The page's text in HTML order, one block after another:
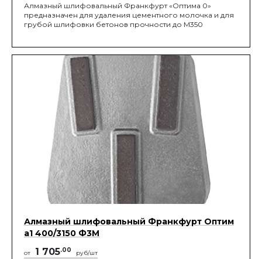
Алмазный шлифовальный Франкфурт «Оптима 0»
предназначен для удаления цементного молочка и для
грубой шлифовки бетонов прочности до М350
Алмазный шлифовальный Франкфурт Оптим
а1 400/3150 Ф3М
от 1 705.00 руб/шт